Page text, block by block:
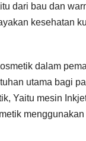
dari bau dan
kesehatan
dalam
utama bagi
Yaitu mesin